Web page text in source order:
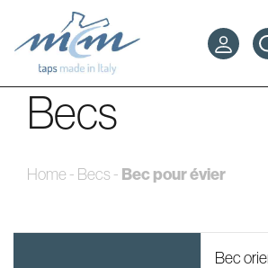
Becs
Home - Becs - Bec pour évier
Bec